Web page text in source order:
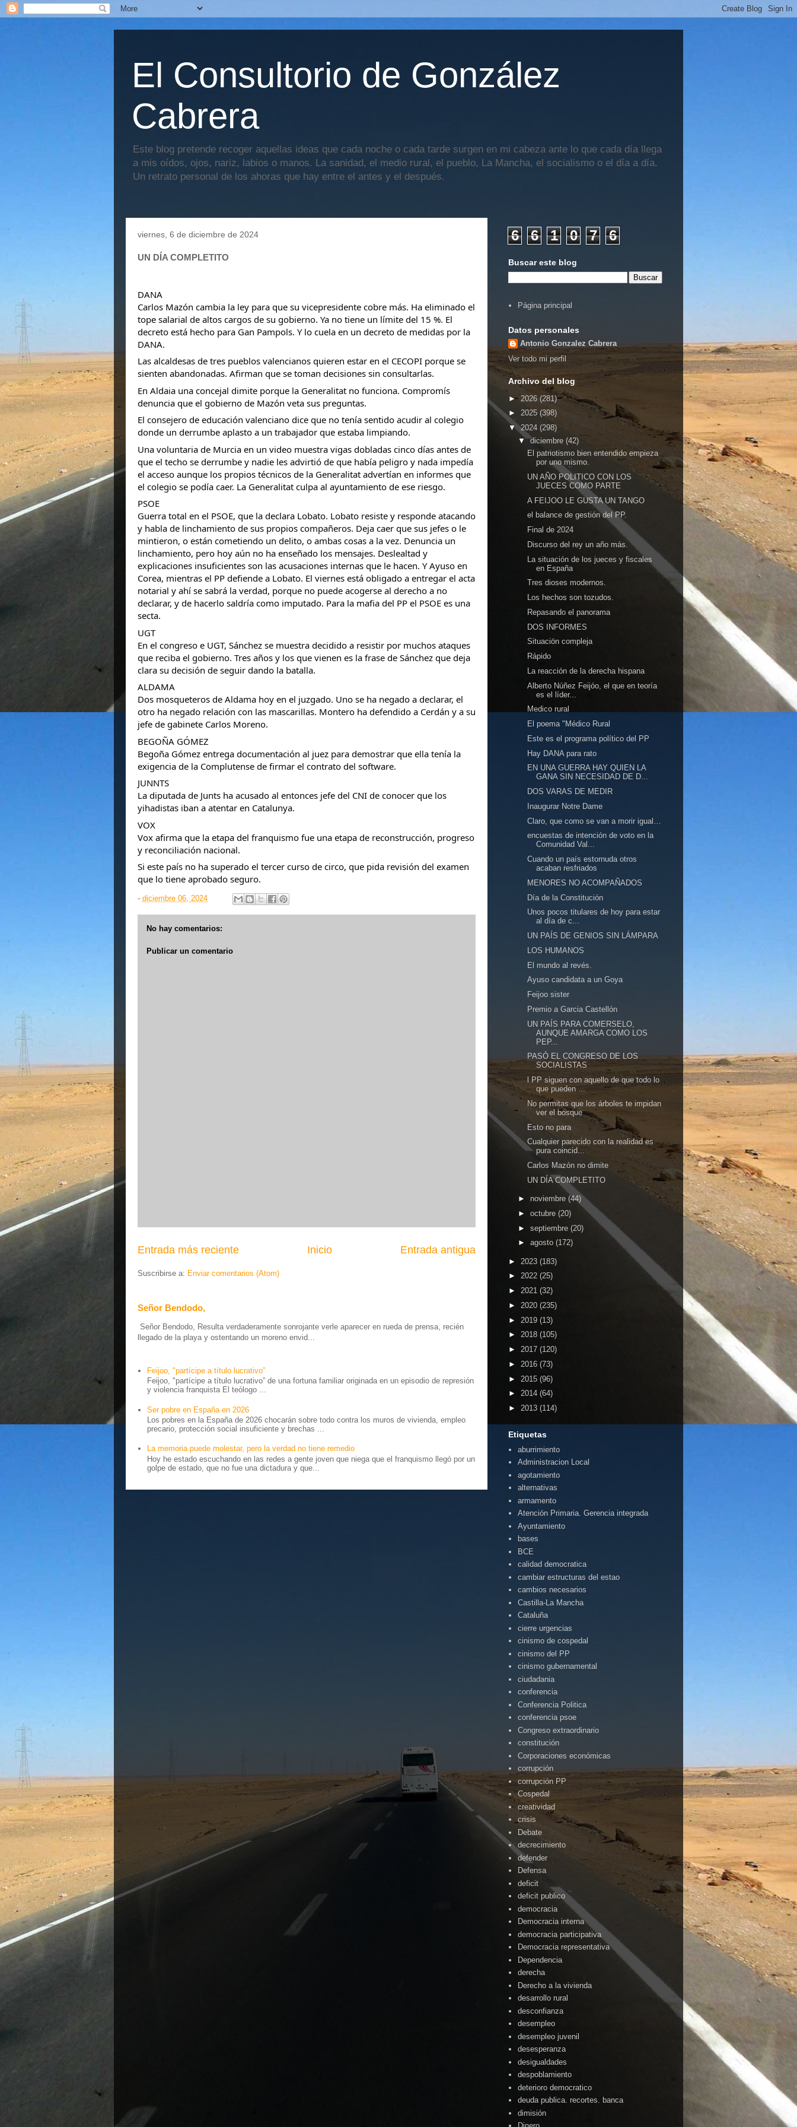
El Consultorio de González
Cabrera
Este blog pretende recoger aquellas ideas que cada noche o cada tarde surgen en mi cabeza ante lo que cada día llega
a mis oídos, ojos, nariz, labios o manos. La sanidad, el medio rural, el pueblo, La Mancha, el socialismo o el día a día.
Un retrato personal de los ahoras que hay entre el antes y el después.
viernes, 6 de diciembre de 2024
UN DÍA COMPLETITO
DANA
Carlos Mazón cambia la ley para que su vicepresidente cobre más. Ha eliminado el
tope salarial de altos cargos de su gobierno. Ya no tiene un límite del 15 %. El
decreto está hecho para Gan Pampols. Y lo cuela en un decreto de medidas por la
DANA.
Las alcaldesas de tres pueblos valencianos quieren estar en el CECOPI porque se
sienten abandonadas. Afirman que se toman decisiones sin consultarlas.
En Aldaia una concejal dimite porque la Generalitat no funciona. Compromís
denuncia que el gobierno de Mazón veta sus preguntas.
El consejero de educación valenciano dice que no tenía sentido acudir al colegio
donde un derrumbe aplasto a un trabajador que estaba limpiando.
Una voluntaria de Murcia en un video muestra vigas dobladas cinco días antes de
que el techo se derrumbe y nadie les advirtió de que había peligro y nada impedía
el acceso aunque los propios técnicos de la Generalitat advertían en informes que
el colegio se podía caer. La Generalitat culpa al ayuntamiento de ese riesgo.
PSOE
Guerra total en el PSOE, que la declara Lobato. Lobato resiste y responde atacando
y habla de linchamiento de sus propios compañeros. Deja caer que sus jefes o le
mintieron, o están cometiendo un delito, o ambas cosas a la vez. Denuncia un
linchamiento, pero hoy aún no ha enseñado los mensajes. Deslealtad y
explicaciones insuficientes son las acusaciones internas que le hacen. Y Ayuso en
Corea, mientras el PP defiende a Lobato. El viernes está obligado a entregar el acta
notarial y ahí se sabrá la verdad, porque no puede acogerse al derecho a no
declarar, y de hacerlo saldría como imputado. Para la mafia del PP el PSOE es una
secta.
UGT
En el congreso e UGT, Sánchez se muestra decidido a resistir por muchos ataques
que reciba el gobierno. Tres años y los que vienen es la frase de Sánchez que deja
clara su decisión de seguir dando la batalla.
ALDAMA
Dos mosqueteros de Aldama hoy en el juzgado. Uno se ha negado a declarar, el
otro ha negado relación con las mascarillas. Montero ha defendido a Cerdán y a su
jefe de gabinete Carlos Moreno.
BEGOÑA GÓMEZ
Begoña Gómez entrega documentación al juez para demostrar que ella tenía la
exigencia de la Complutense de firmar el contrato del software.
JUNNTS
La diputada de Junts ha acusado al entonces jefe del CNI de conocer que los
yihadistas iban a atentar en Catalunya.
VOX
Vox afirma que la etapa del franquismo fue una etapa de reconstrucción, progreso
y reconciliación nacional.
Si este país no ha superado el tercer curso de circo, que pida revisión del examen
que lo tiene aprobado seguro.
- diciembre 06, 2024
No hay comentarios:
Publicar un comentario
Entrada más reciente Entrada antigua
Inicio
Suscribirse a: Enviar comentarios (Atom)
Señor Bendodo,
Señor Bendodo, Resulta verdaderamente sonrojante verle aparecer en rueda de prensa, recién
llegado de la playa y ostentando un moreno envid...
Feijoo, "partícipe a título lucrativo”
Feijoo, "partícipe a título lucrativo” de una fortuna familiar originada en un episodio de represión
y violencia franquista El teólogo ...
Ser pobre en España en 2026
Los pobres en la España de 2026 chocarán sobre todo contra los muros de vivienda, empleo
precario, protección social insuficiente y brechas ...
La memoria puede molestar, pero la verdad no tiene remedio
Hoy he estado escuchando en las redes a gente joven que niega que el franquismo llegó por un
golpe de estado, que no fue una dictadura y que...
6 6 1 0 7 6
Buscar este blog
Página principal
Datos personales
Antonio Gonzalez Cabrera
Ver todo mi perfil
Archivo del blog
► 2026 (281)
► 2025 (398)
▼2024 (298)
▼diciembre (42)
El patriotismo bien entendido empieza
por uno mismo.
UN AÑO POLITICO CON LOS
JUECES COMO PARTE
A FEIJOO LE GUSTA UN TANGO
el balance de gestión del PP.
Final de 2024
Discurso del rey un año más.
La situación de los jueces y fiscales
en España
Tres dioses modernos.
Los hechos son tozudos.
Repasando el panorama
DOS INFORMES
Situaciön compleja
Rápido
La reacción de la derecha hispana
Alberto Núñez Feijóo, el que en teoría
es el líder...
Medico rural
El poema "Médico Rural
Este es el programa político del PP
Hay DANA para rato
EN UNA GUERRA HAY QUIEN LA
GANA SIN NECESIDAD DE D...
DOS VARAS DE MEDIR
Inaugurar Notre Dame
Claro, que como se van a morir igual…
encuestas de intención de voto en la
Comunidad Val...
Cuando un país estornuda otros
acaban resfriados
MENORES NO ACOMPAÑADOS
Día de la Constitución
Unos pocos titulares de hoy para estar
al día de c...
UN PAÍS DE GENIOS SIN LÁMPARA
LOS HUMANOS
El mundo al revés.
Ayuso candidata a un Goya
Feijoo sister
Premio a Garcia Castellón
UN PAÍS PARA COMERSELO,
AUNQUE AMARGA COMO LOS
PEP...
PASÓ EL CONGRESO DE LOS
SOCIALISTAS
l PP siguen con aquello de que todo lo
que pueden ...
No permitas que los árboles te impidan
ver el bosque
Esto no para
Cualquier parecido con la realidad es
pura coincid...
Carlos Mazón no dimite
UN DÍA COMPLETITO
► noviembre (44)
► octubre (20)
► septiembre (20)
► agosto (172)
► 2023 (183)
► 2022 (25)
► 2021 (32)
► 2020 (235)
► 2019 (13)
► 2018 (105)
► 2017 (120)
► 2016 (73)
► 2015 (96)
► 2014 (64)
► 2013 (114)
Etiquetas
aburrimiento
Administracion Local
agotamiento
alternativas
armamento
Atención Primaria. Gerencia integrada
Ayuntamiento
bases
BCE
calidad democratica
cambiar estructuras del estao
cambios necesarios
Castilla-La Mancha
Cataluña
cierre urgencias
cinismo de cospedal
cinismo del PP
cinismo gubernamental
ciudadania
conferencia
Conferencia Politica
conferencia psoe
Congreso extraordinario
constitución
Corporaciones económicas
corrupción
corrupción PP
Cospedal
creatividad
crisis
Debate
decrecimiento
defender
Defensa
deficit
deficit publico
democracia
Democracia interna
democracia participativa
Democracia representativa
Dependencia
derecha
Derecho a la vivienda
desarrollo rural
desconfianza
desempleo
desempleo juvenil
desesperanza
desigualdades
despoblamiento
deterioro democratico
deuda publica. recortes. banca
dimisión